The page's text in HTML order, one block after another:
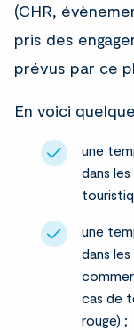
(CHR,
pris des
prévus par ce
En voici
une
dans
une
dans
cas de
rouge) ;